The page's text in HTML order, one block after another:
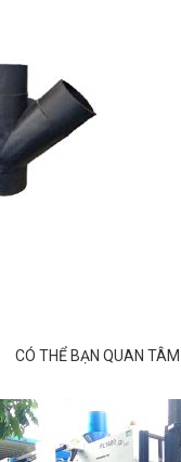
CÓ THỂ BẠN QUAN TÂM